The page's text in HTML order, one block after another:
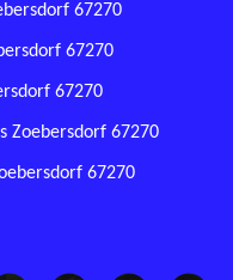
67270
67270
67270
Zoebersdorf 67270
67270